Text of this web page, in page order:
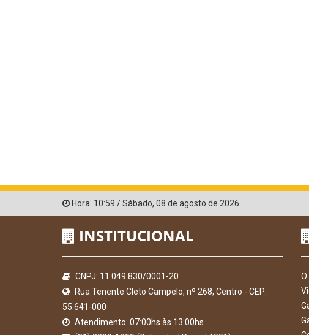
Hora: 10:59 /Sábado, 08 de agosto de 2026
INSTITUCIONAL
CNPJ: 11.049.830/0001-20
Rua Tenente Cleto Campelo, nº 268, Centro - CEP:
55.641-000
Atendimento: 07:00hs às 13:00hs